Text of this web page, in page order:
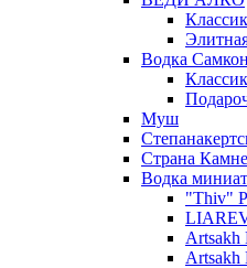
Водка
Муш
Страна
Водка
"Thiv"
Artsakh
Artsakh